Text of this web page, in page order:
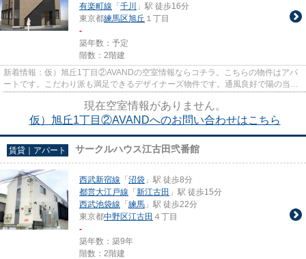
有楽町線 「 千川
」駅 徒歩16分
東京都練馬区旭丘 １丁目
-
築年数：予定
階数：2階建
新着情報：仮）旭丘1丁目②AVANDの空室情報ならコチラ。こちらの物件はアパ
ートです。こだわり派も満足できるデザイナーズ物件です。通風良好で陽の当た
現在空室情報がありません。
仮）旭丘1丁目②AVANDへのお問い合わせはこちら
賃貸｜アパート サークルハウス江古田弐番館
西武新宿線 「 沼袋 」駅 徒歩8分
都営大江戸線 「 新江古田 」駅 徒歩15分
西武池袋線 「 練馬 」駅 徒歩22分
東京都中野区江古田 ４丁目
-
築年数：築9年
階数：2階建